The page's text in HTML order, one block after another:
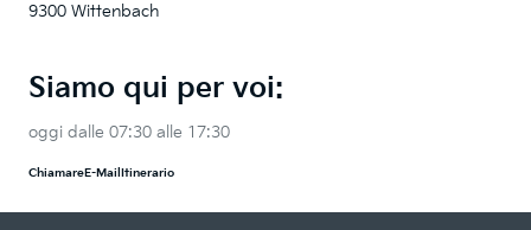
9300 Wittenbach
Siamo qui per voi:
oggi dalle 07:30 alle 17:30
ChiamareE-Mail Itinerario